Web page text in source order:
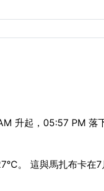
升起，05:57 PM 落
。 這與馬扎布卡在